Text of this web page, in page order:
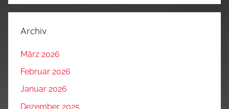
Archiv
März 2026
Februar 2026
Januar 2026
Dezember 2025